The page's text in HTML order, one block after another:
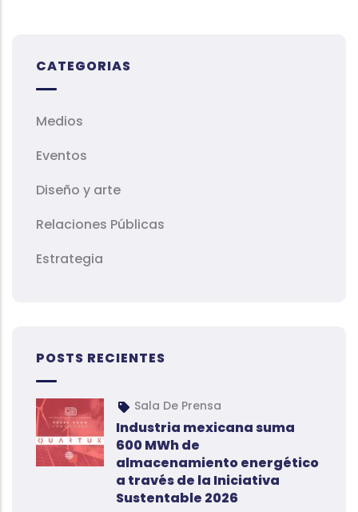
CATEGORIAS
Medios
Eventos
Diseño y arte
Relaciones Públicas
Estrategia
POSTS RECIENTES
Sala De Prensa
Industria mexicana suma
600 MWh de
almacenamiento energético
a través de la Iniciativa
Sustentable 2026